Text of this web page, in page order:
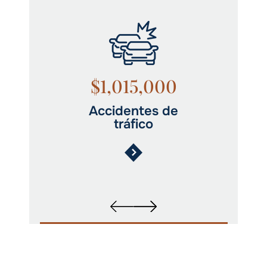
$1,015,000
Accidentes de
tráfico